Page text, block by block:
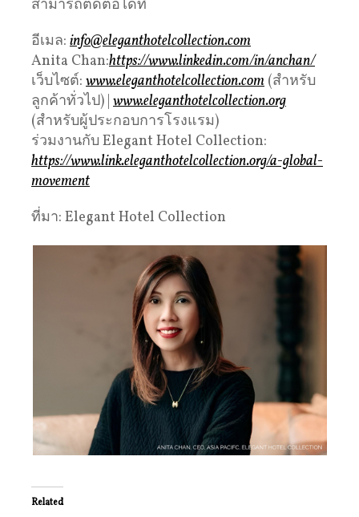
สามารถติดต่อได้ที่
อีเมล: info@eleganthotelcollection.com
Anita Chan:https://www.linkedin.com/in/anchan/
เว็บไซต์: www.eleganthotelcollection.com (สำหรับ
ลูกค้าทั่วไป) | www.eleganthotelcollection.org
(สำหรับผู้ประกอบการโรงแรม)
ร่วมงานกับ Elegant Hotel Collection:
https://www.link.eleganthotelcollection.org/a-global-
movement
ที่มา: Elegant Hotel Collection
Related